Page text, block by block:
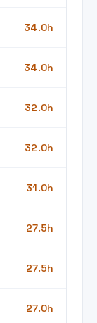
34.0h
34.0h
32.0h
32.0h
31.0h
27.5h
27.5h
27.0h